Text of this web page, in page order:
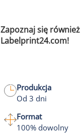
Zapoznaj się
Labelprint24.com!
Produkcja
Od 3 dni
Format
100% dowolny